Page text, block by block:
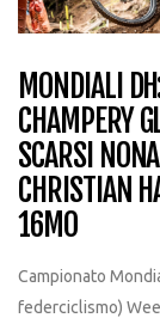
MONDIALI
CHAMPERY
SCARSI
CHRISTIAN
16MO
Campionato
federciclismo)